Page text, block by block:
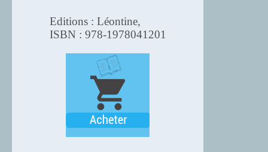
Editions : Léontine,
ISBN : 978-1978041201